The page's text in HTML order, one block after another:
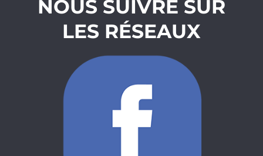
NOUS SUIVRE SUR
LES RÉSEAUX